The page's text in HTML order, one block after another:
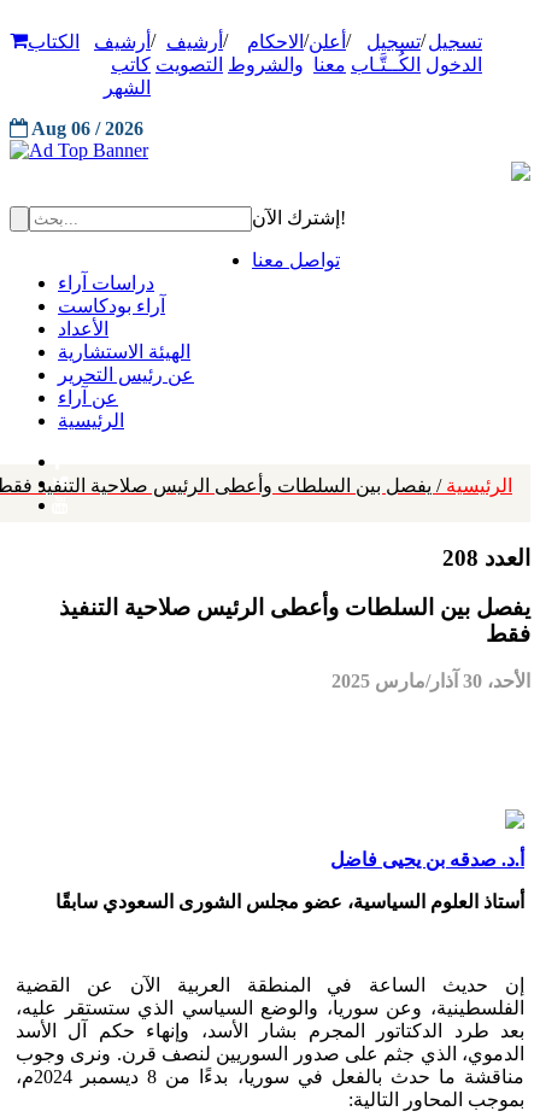
تسجيل
الدخول
/تسجيل
الكُــتَّـاب
/ أعلن
معنا
/ الاحكام
والشروط
/ أرشيف
التصويت
/ أرشيف
كاتب
الشهر
الكتاب
Aug 06 / 2026
إشترك الآن!
تواصل معنا
دراسات آراء
آراء بودكاست
الأعداد
الهيئة الاستشارية
عن رئيس التحرير
عن آراء
الرئيسية
الرئيسية / يفصل بين السلطات وأعطى الرئيس صلاحية التنفيذ
العدد 208
يفصل بين السلطات وأعطى الرئيس صلاحية التنفيذ
فقط
الأحد، 30 آذار/مارس 2025
أ.د. صدقه بن يحيى فاضل
أستاذ العلوم السياسية، عضو مجلس الشورى السعودي سابقًا
إن حديث الساعة في المنطقة العربية الآن عن القضية
الفلسطينية، وعن سوريا، والوضع السياسي الذي ستستقر عليه،
بعد طرد الدكتاتور المجرم بشار الأسد، وإنهاء حكم آل الأسد
الدموي، الذي جثم على صدور السوريين لنصف قرن. ونرى وجوب
مناقشة ما حدث بالفعل في سوريا، بدءًا من 8 ديسمبر 2024م،
بموجب المحاور التالية: